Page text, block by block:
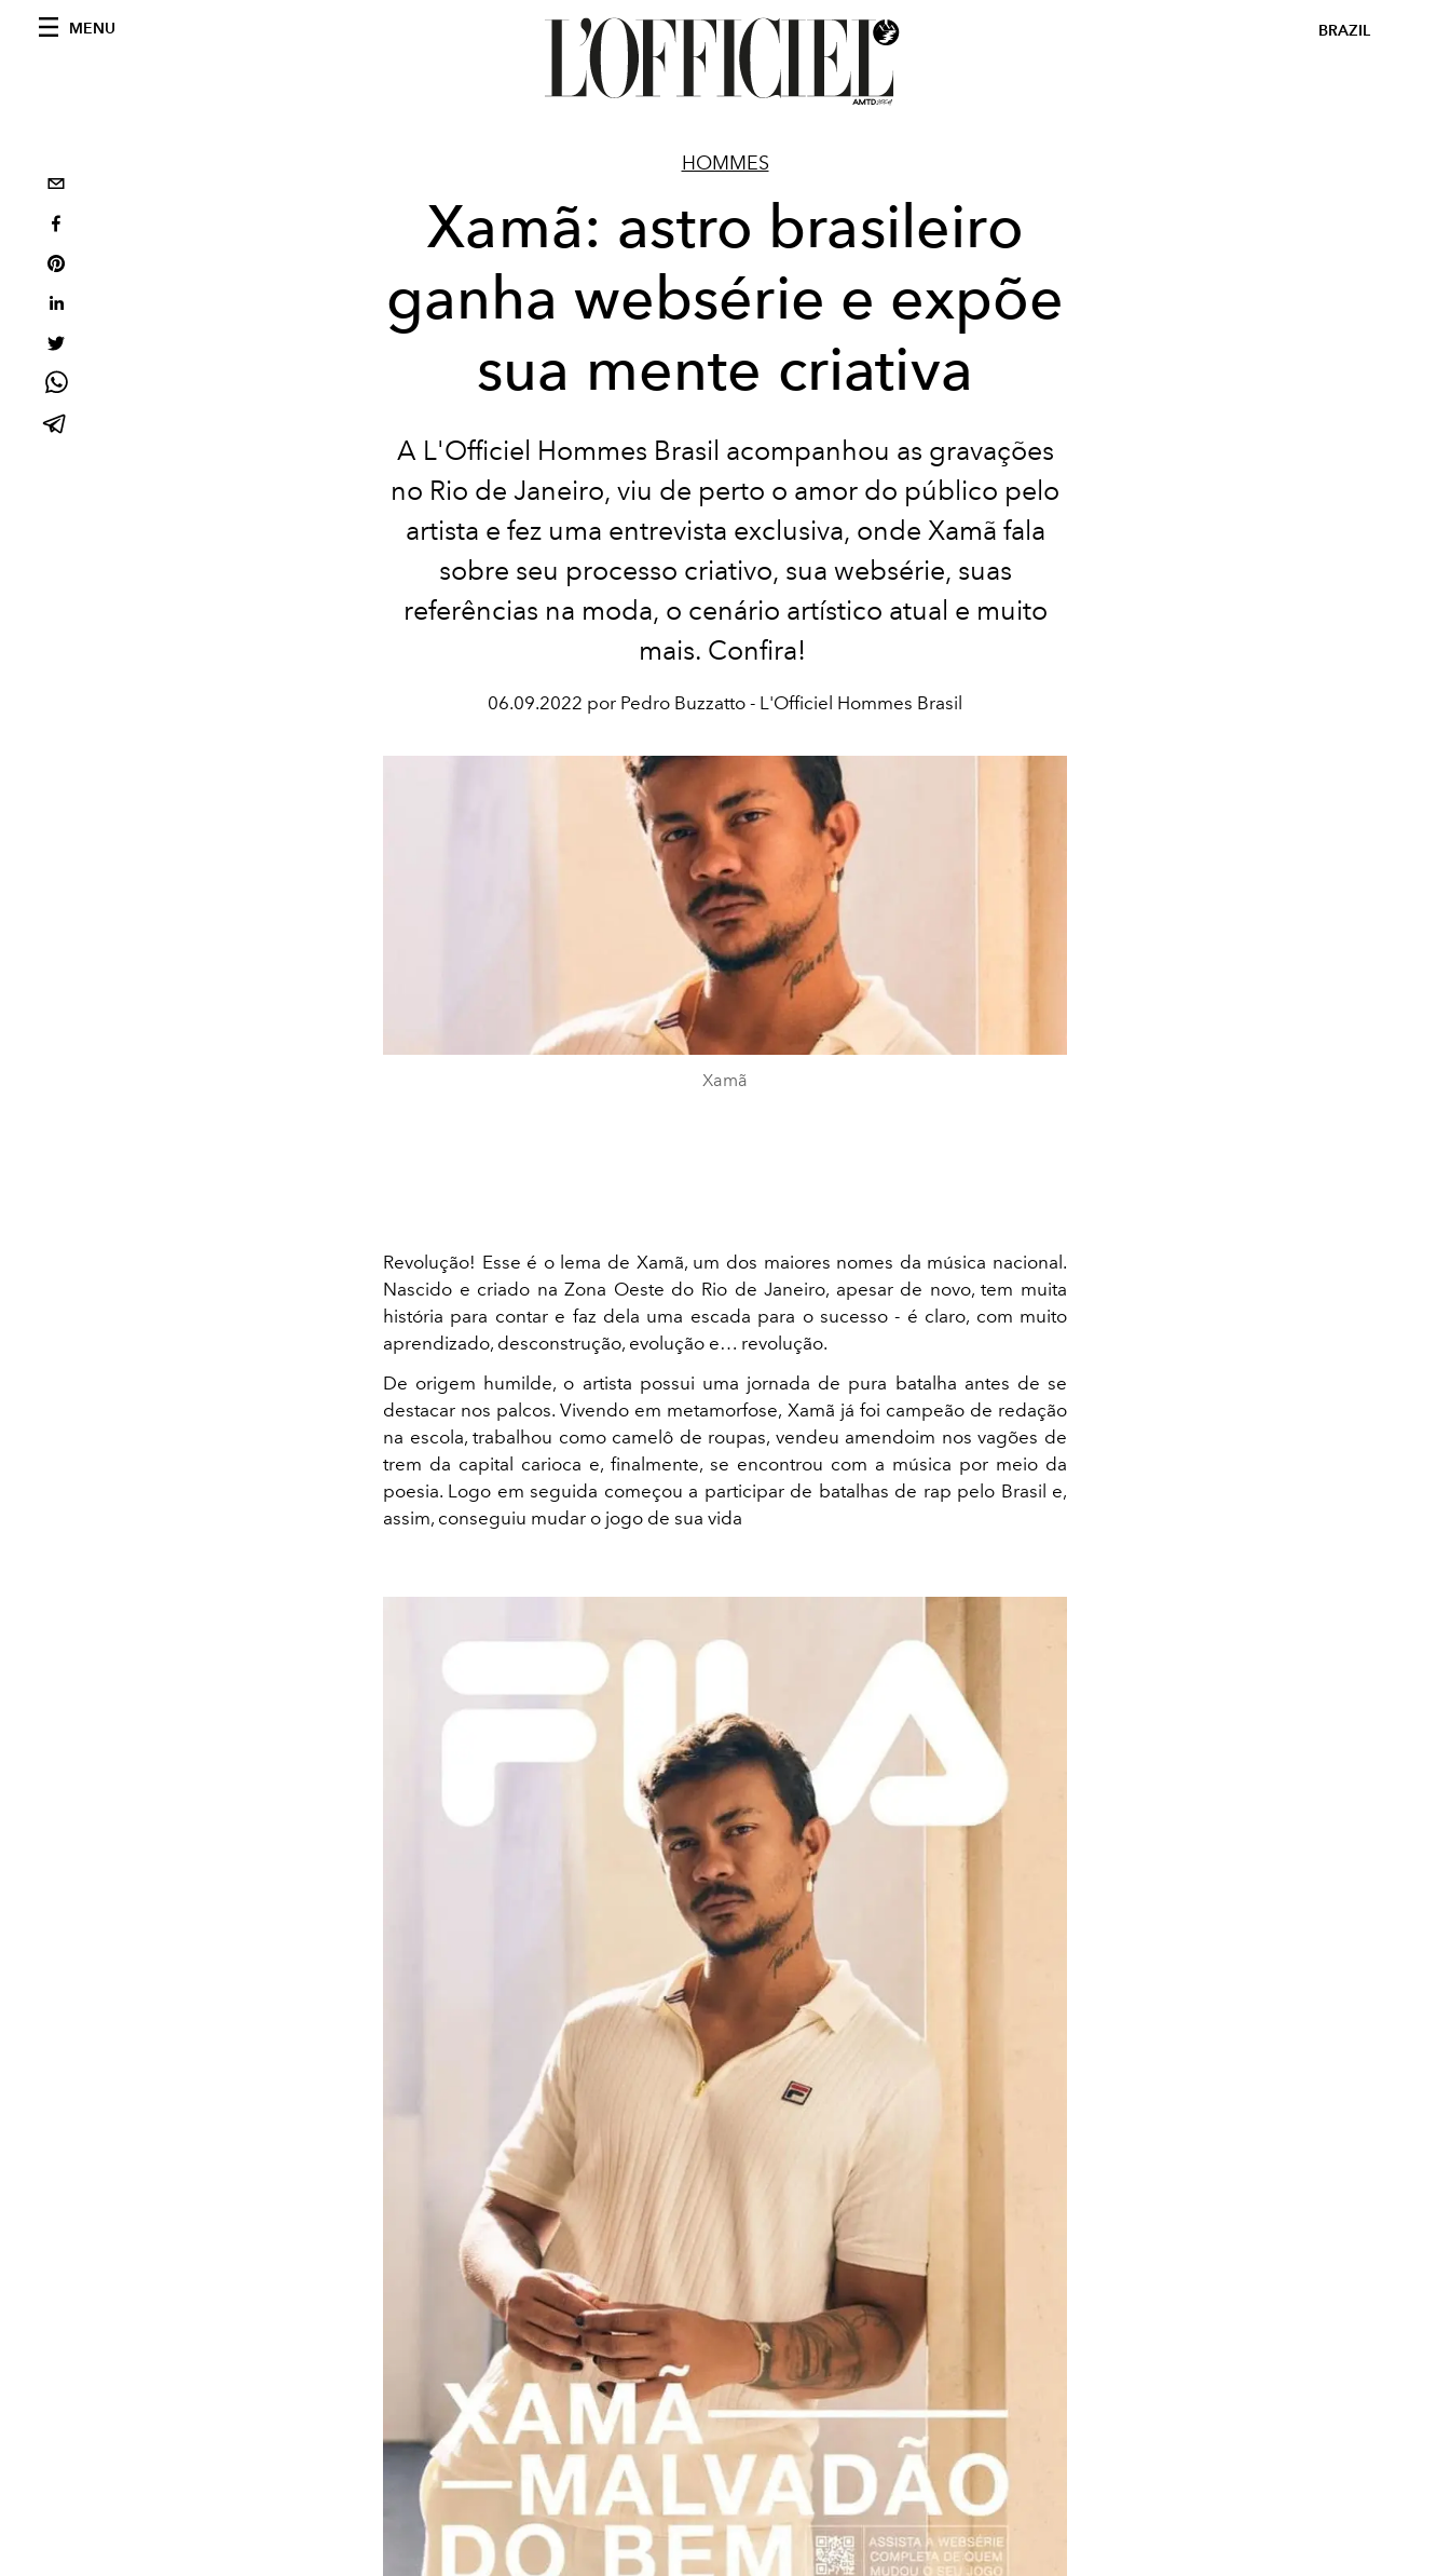
MENU BRAZIL
HOMMES
Xamã: astro brasileiro
ganha websérie e expõe
sua mente criativa
A L'Officiel Hommes Brasil acompanhou as gravações
no Rio de Janeiro, viu de perto o amor do público pelo
artista e fez uma entrevista exclusiva, onde Xamã fala
sobre seu processo criativo, sua websérie, suas
referências na moda, o cenário artístico atual e muito
mais. Confira!
06.09.2022 por Pedro Buzzatto - L'Officiel Hommes Brasil
Xamã
Revolução! Esse é o lema de Xamã, um dos maiores nomes da música nacional.
Nascido e criado na Zona Oeste do Rio de Janeiro, apesar de novo, tem muita
história para contar e faz dela uma escada para o sucesso - é claro, com muito
aprendizado, desconstrução, evolução e… revolução.
De origem humilde, o artista possui uma jornada de pura batalha antes de se
destacar nos palcos. Vivendo em metamorfose, Xamã já foi campeão de redação
na escola, trabalhou como camelô de roupas, vendeu amendoim nos vagões de
trem da capital carioca e, finalmente, se encontrou com a música por meio da
poesia. Logo em seguida começou a participar de batalhas de rap pelo Brasil e,
assim, conseguiu mudar o jogo de sua vida